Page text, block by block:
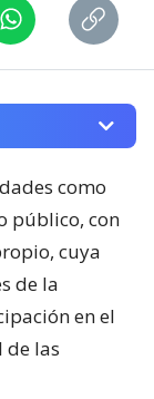
como
público, con
cuya
de la
en el
de las